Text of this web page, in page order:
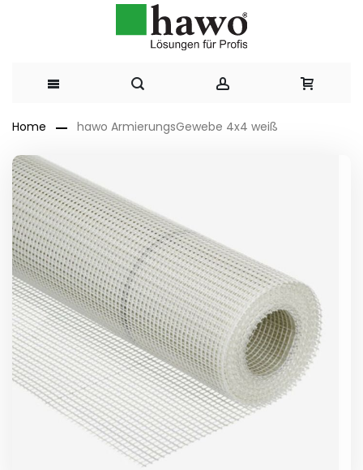
Inhalt
Home hawo ArmierungsGewebe 4x4 weiß
Zum
Ende
der
Bildergalerie
springen